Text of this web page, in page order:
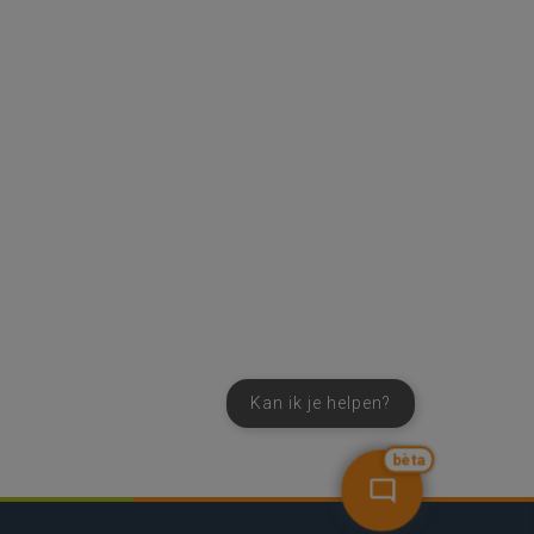
bèta
Kan ik je helpen?